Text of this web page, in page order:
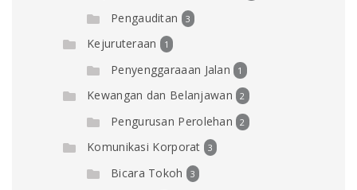
Pengauditan 3
Kejuruteraan 1
Penyenggaraaan Jalan 1
Kewangan dan Belanjawan 2
Pengurusan Perolehan 2
Komunikasi Korporat 3
Bicara Tokoh 3